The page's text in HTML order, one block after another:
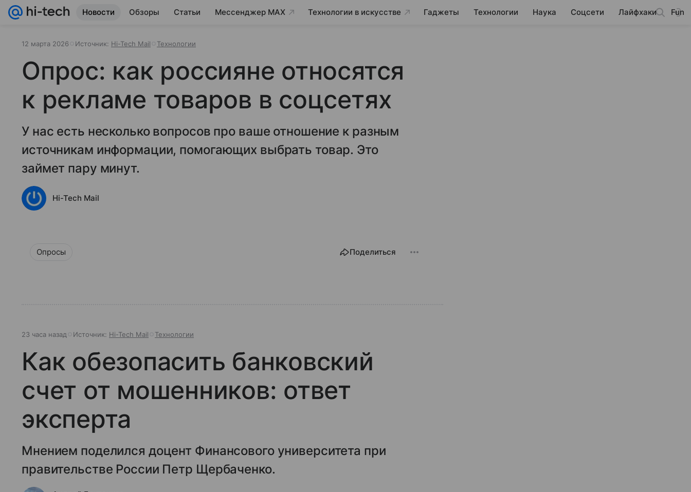
Новости Обзоры Статьи Мессенджер MAX Технологии в искусстве Гаджеты Технологии Наука Соцсети Лайфхаки Fun
12 марта 2026 Источник: Hi-Tech Mail Технологии
Опрос: как россияне относятся
к рекламе товаров в соцсетях
У нас есть несколько вопросов про ваше отношение к разным
источникам информации, помогающих выбрать товар. Это
займет пару минут.
Hi-Tech Mail
Опросы Поделиться
23 часа назад Источник: Hi-Tech Mail Технологии
Как обезопасить банковский
счет от мошенников: ответ
эксперта
Мнением поделился доцент Финансового университета при
правительстве России Петр Щербаченко.